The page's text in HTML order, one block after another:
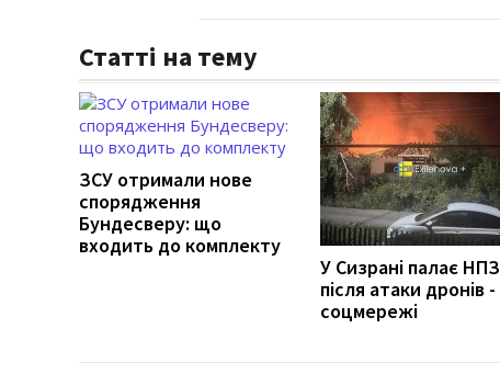
Статті на тему
ЗСУ отримали нове
спорядження
Бундесверу: що
входить до комплекту
У Сизрані палає НПЗ
після атаки дронів -
соцмережі